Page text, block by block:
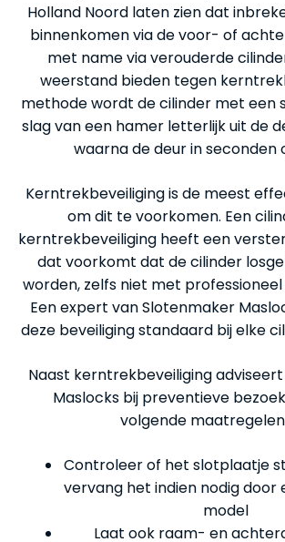
Holland Noord laten zien dat
binnenkomen via de voor- of
met name via verouderde
weerstand bieden tegen
methode wordt de cilinder met een
slag van een hamer letterlijk uit de
waarna de deur in seconden
Kerntrekbeveiliging is de meest
om dit te voorkomen. Een
kerntrekbeveiliging heeft een
dat voorkomt dat de cilinder
worden, zelfs niet met
Een expert van Slotenmaker
deze beveiliging standaard bij elke
Naast kerntrekbeveiliging
Maslocks bij preventieve
volgende
Controleer of het slotplaatje
vervang het indien nodig door
model
Laat ook raam- en